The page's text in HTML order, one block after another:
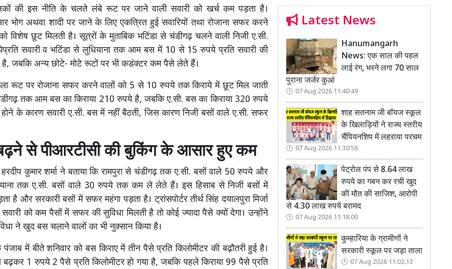
की इस नीति के चलते लंबे रूट पर जाने वाली सवारी को खर्च कम पड़ता है।
भोग अथवा शादी पर जाने के लिए एकत्रित हुई सवारियों तथा रोजाना सफर करने
विशेष छूट मिलती है। सूत्रों के मुताबिक भटिंडा से चंडीगढ़ चलने वाली निजी ए.सी.
सवारी व भटिंडा से लुधियाना तक आम बस में 10 से 15 रुपये प्रति सवारी की
है, जबकि अन्य छोटे- मोटे रूटों पर भी कडंक्टर कम पैसे लेते हैं।
रूट पर रोजाना सफर करने वालों को 5 से 10 रुपये तक किराये में छूट मिल जाती
तक आम बस का किराया 210 रुपये है, जबकि ए.सी. बस का किराया 320 रुपये
के कारण सवारी ए.सी. बस में नहीं बैठती, जिस कारण निजी बसों वाले ए.सी. सफर
बढ़ने से पीआरटीसी की बुकिंग के आसार हुए कम
हरदीप कुमार शर्मा ने बताया कि रामपुरा से चंडीगढ़ तक ए.सी. बसों वाले 50 रुपये और
तक ए.सी. बसों वाले 30 रुपये तक कम ले लेते हैं। इस हिसाब से निजी बसों में
है और सरकारी बसों में सफर महंगा पड़ता है। ट्रांसपोर्टर तीर्थ सिंह दयालपुरा मिर्जा
को कम पैसों में सफर की सुविधा मिलती है तो कोई ज्यादा पैसे क्यों देगा। उन्होंने
ने खुद बस चलाने वालों का भी नुक्सान किया है।
में बीते शनिवार को बस किराए में तीन पैसे प्रति किलोमीटर की बढ़ौतरी हुई है।
बढ़कर 1 रुपये 2 पैसे प्रति किलोमीटर हो गया है, जबकि पहले किराया 99 पैसे प्रति
Latest News
Hanumangarh
News: एक साल की पहल
लाई रंग, भरने लगा 70 साल
पुराना जर्जर कुआं
07 Aug 2026 11:40:49
शाह सतनाम जी बॉयज स्कूल
के खिलाड़ियों ने राज्य स्तरीय
चैंपियनशिप में लहराया परचम
07 Aug 2026 11:30:58
पेट्रोल पंप से 8.64 लाख
रुपये का गबन कर रची खुद
की मौत की साजिश, आरोपी
से 4.30 लाख रुपये बरामद
07 Aug 2026 11:18:00
कुम्हारिया के ग्रामीणों ने
सरकारी स्कूल पर जड़ा ताला
07 Aug 2026 11:02:13